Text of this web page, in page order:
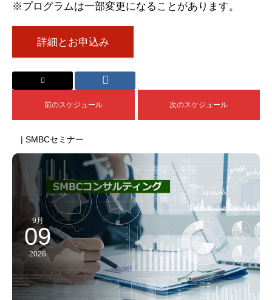
※プログラムは一部変更になることがあります。
詳細とお申込み
前のスケジュール 次のスケジュール
| SMBCセミナー
9月
09
2026